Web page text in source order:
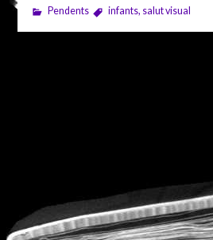
Pendents infants, salut visual